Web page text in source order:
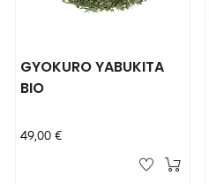
GYOKURO YABUKITA
BIO
Prix
49,00 €